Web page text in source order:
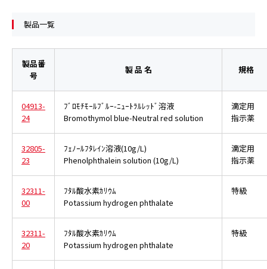
製品一覧
製品番
号
製 品 名 規格
04913-
24
ﾌﾞﾛﾓﾁﾓｰﾙﾌﾞﾙｰ-ﾆｭｰﾄﾗﾙﾚｯﾄﾞ溶液
Bromothymol blue-Neutral red solution
滴定用
指示薬
32805-
23
ﾌｪﾉｰﾙﾌﾀﾚｲﾝ溶液(10g/L)
Phenolphthalein solution (10g/L)
滴定用
指示薬
32311-
00
ﾌﾀﾙ酸水素ｶﾘｳﾑ
Potassium hydrogen phthalate
特級
32311-
20
ﾌﾀﾙ酸水素ｶﾘｳﾑ
Potassium hydrogen phthalate
特級